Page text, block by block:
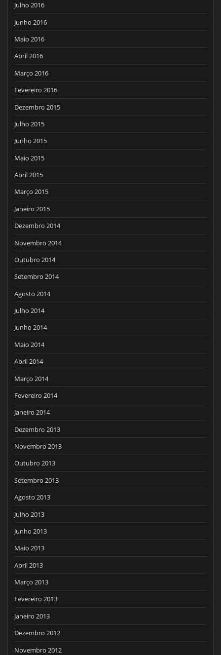
Julho 2016
Junho 2016
Maio 2016
Abril 2016
Março 2016
Fevereiro 2016
Dezembro 2015
Julho 2015
Junho 2015
Maio 2015
Abril 2015
Março 2015
Janeiro 2015
Dezembro 2014
Novembro 2014
Outubro 2014
Setembro 2014
Agosto 2014
Julho 2014
Junho 2014
Maio 2014
Abril 2014
Março 2014
Fevereiro 2014
Janeiro 2014
Dezembro 2013
Novembro 2013
Outubro 2013
Setembro 2013
Agosto 2013
Julho 2013
Junho 2013
Maio 2013
Abril 2013
Março 2013
Fevereiro 2013
Janeiro 2013
Dezembro 2012
Novembro 2012